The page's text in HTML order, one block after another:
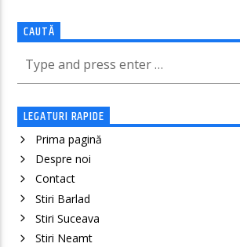
CAUTĂ
LEGATURI RAPIDE
Prima pagină
Despre noi
Contact
Stiri Barlad
Stiri Suceava
Stiri Neamt